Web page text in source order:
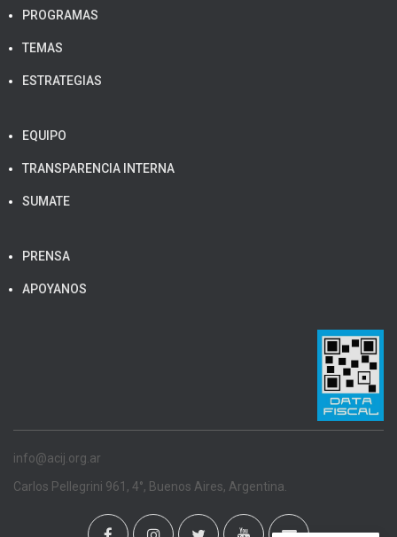
PROGRAMAS
TEMAS
ESTRATEGIAS
EQUIPO
TRANSPARENCIA INTERNA
SUMATE
PRENSA
APOYANOS
info@acij.org.ar
Carlos Pellegrini 961, 4°, Buenos Aires, Argentina.